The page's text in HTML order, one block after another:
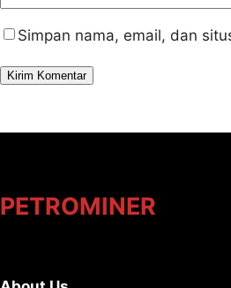
Simpan nama, email, dan
PETROMINER